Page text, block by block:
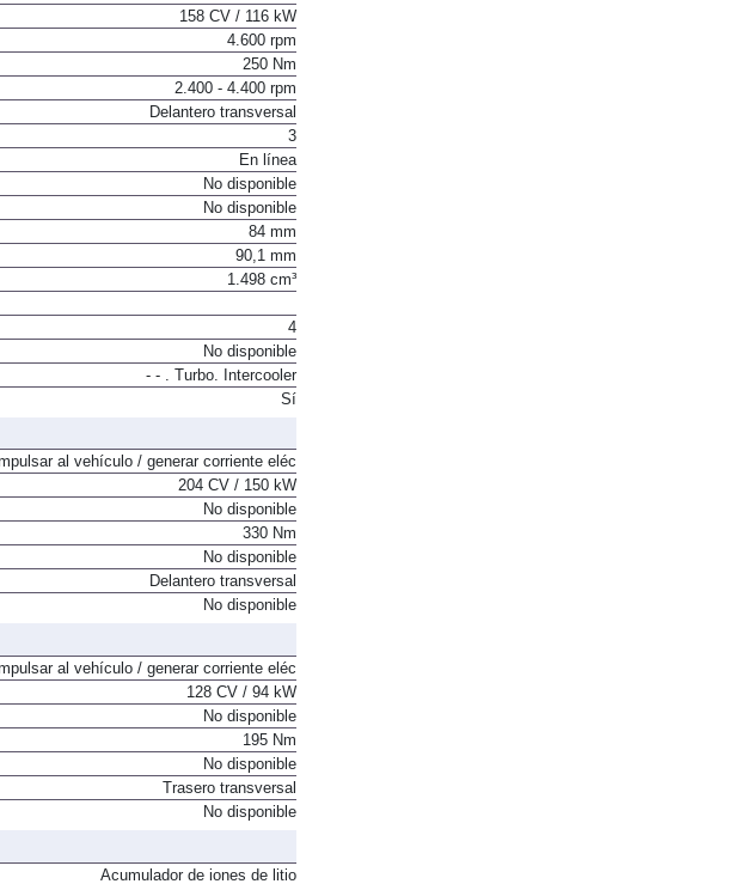
Gasolina
158 CV / 116 kW
4.600 rpm
250 Nm
2.400 - 4.400 rpm
Delantero transversal
3
En línea
No disponible
No disponible
84 mm
90,1 mm
4
No disponible
- - . Turbo. Intercooler
Impulsar al vehículo / generar corriente eléc
204 CV / 150 kW
No disponible
330 Nm
No disponible
Delantero transversal
Impulsar al vehículo / generar corriente eléc
128 CV / 94 kW
No disponible
195 Nm
No disponible
Trasero transversal